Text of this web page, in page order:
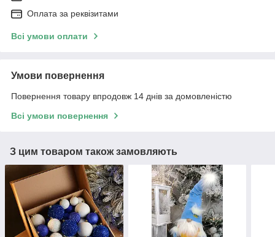
Оплата за реквізитами
Всі умови оплати
Умови повернення
Повернення товару впродовж 14 днів за домовленістю
Всі умови повернення
З цим товаром також замовляють